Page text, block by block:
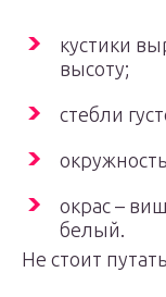
кустики
высоту;
стебли
окрас –
белый.
Не стоит